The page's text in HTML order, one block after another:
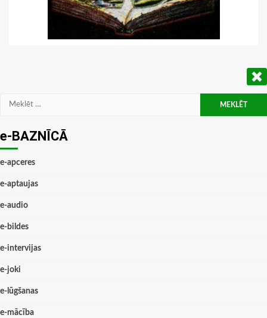
Meklēt:
e-BAZNĪCĀ
e-apceres
e-aptaujas
e-audio
e-bildes
e-intervijas
e-joki
e-lūgšanas
e-mācība